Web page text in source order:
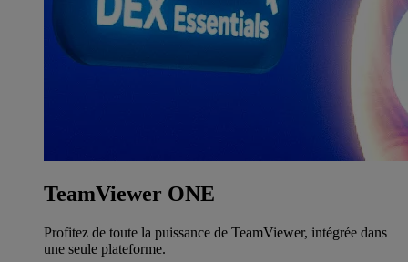
TeamViewer ONE
Profitez de toute la puissance de TeamViewer, intégrée dans
une seule plateforme.